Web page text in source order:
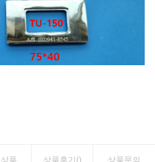
품 상품후기() 상품문의